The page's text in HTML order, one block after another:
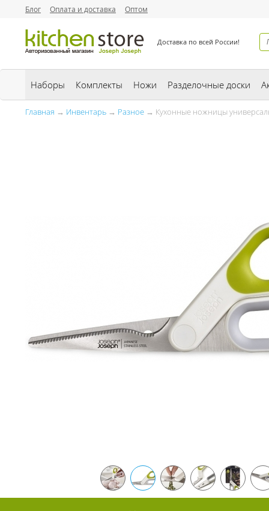
Блог Оплата и доставка Оптом
Доставка по всей России!
Наборы Комплекты Ножи Разделочные доски
Главная → Инвентарь → Разное → Кухонные ножницы